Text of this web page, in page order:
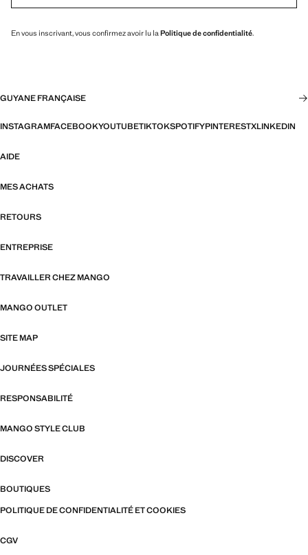
En vous inscrivant, vous confirmez avoir lu la Politique de confidentialité.
GUYANE FRANÇAISE
INSTAGRAMFACEBOOKYOUTUBETIKTOKSPOTIFYPINTERESTXLINKEDIN
AIDE
MES ACHATS
RETOURS
ENTREPRISE
TRAVAILLER CHEZ MANGO
MANGO OUTLET
SITE MAP
JOURNÉES SPÉCIALES
RESPONSABILITÉ
MANGO STYLE CLUB
DISCOVER
BOUTIQUES
POLITIQUE DE CONFIDENTIALITÉ ET COOKIES
CGV